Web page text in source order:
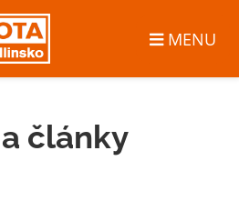
MENU
články